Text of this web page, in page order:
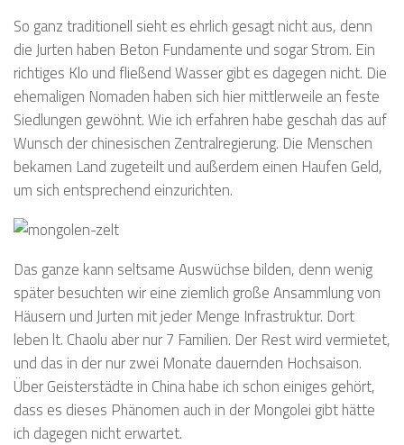
So ganz traditionell sieht es ehrlich gesagt nicht aus, denn
die Jurten haben Beton Fundamente und sogar Strom. Ein
richtiges Klo und fließend Wasser gibt es dagegen nicht. Die
ehemaligen Nomaden haben sich hier mittlerweile an feste
Siedlungen gewöhnt. Wie ich erfahren habe geschah das auf
Wunsch der chinesischen Zentralregierung. Die Menschen
bekamen Land zugeteilt und außerdem einen Haufen Geld,
um sich entsprechend einzurichten.
Das ganze kann seltsame Auswüchse bilden, denn wenig
später besuchten wir eine ziemlich große Ansammlung von
Häusern und Jurten mit jeder Menge Infrastruktur. Dort
leben lt. Chaolu aber nur 7 Familien. Der Rest wird vermietet,
und das in der nur zwei Monate dauernden Hochsaison.
Über Geisterstädte in China habe ich schon einiges gehört,
dass es dieses Phänomen auch in der Mongolei gibt hätte
ich dagegen nicht erwartet.